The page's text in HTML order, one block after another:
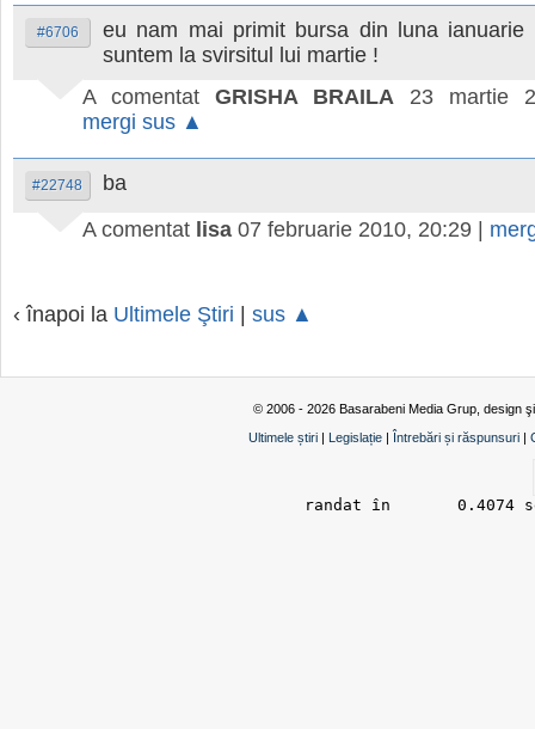
#6706
eu nam mai primit bursa din luna ianuarie
suntem la svirsitul lui martie !
A comentat GRISHA BRAILA
23 martie
mergi sus ▲
#22748
ba
A comentat lisa 07 februarie 2010, 20:29
‹ înapoi la Ultimele Ştiri sus ▲
© 2006 - 2026 Basarabeni Media Grup, design
Ultimele știri
Legislație Întrebări și răspunsuri
randat în